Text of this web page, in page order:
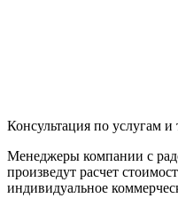
Консультация по услугам и
Менеджеры компании с
произведут расчет
индивидуальное